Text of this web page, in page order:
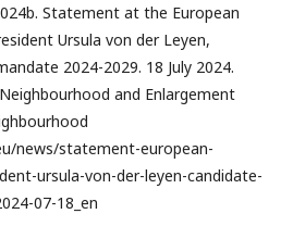
Statement at the European
Ursula von der Leyen,
2024-2029. 18 July 2024.
and Enlargement
news/statement-european-
ursula-von-der-leyen-candidate-
07-18_en